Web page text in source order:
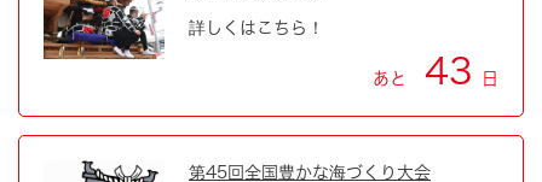
詳しくはこちら！
あと 43 日
第45回全国豊かな海づくり大会